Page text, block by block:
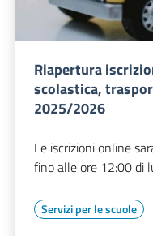
Riapertura
scolastica,
2025/2026
Le iscrizioni online
fino alle ore 12:00 di
Servizi per le scuole